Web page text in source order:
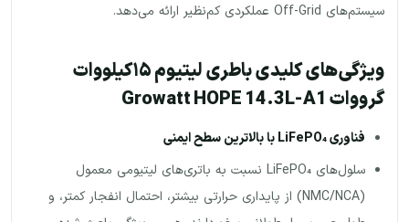
سیستم‌های Off-Grid عملکردی کم‌نظیر ارائه می‌دهد.
ویژگی‌های کلیدی باطری لیتیوم ۱۵کیلووات
گرووات Growatt HOPE 14.3L-A1
فناوریLiFePO₄
با بالاترین سطح ایمنی
سلول‌های LiFePO₄ نسبت به باتری‌های لیتیومی معمول
(NMC/NCA) از پایداری حرارتی بیشتر، احتمال انفجار کمتر، و